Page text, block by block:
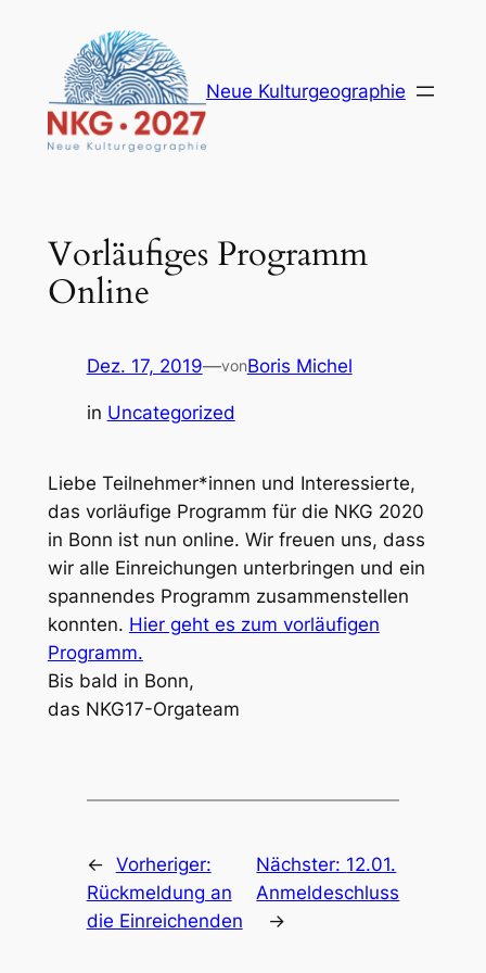
springen
Neue Kulturgeographie
Vorläufiges Programm
Online
Dez. 17, 2019—vonBoris Michel
in Uncategorized
Liebe Teilnehmer*innen und Interessierte,
das vorläufige Programm für die NKG 2020
in Bonn ist nun online. Wir freuen uns, dass
wir alle Einreichungen unterbringen und ein
spannendes Programm zusammenstellen
konnten. Hier geht es zum vorläufigen
Programm.
Bis bald in Bonn,
das NKG17-Orgateam
← Vorheriger:
Rückmeldung an
die Einreichenden
Nächster: 12.01.
Anmeldeschluss
→